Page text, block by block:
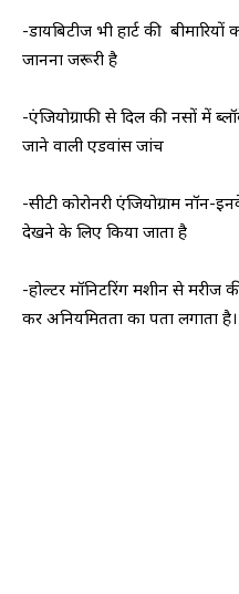
-डायबिटीज भी हार्ट की
जानना जरूरी है
-एंजियोग्राफी से दिल की नसों में
जाने वाली एडवांस जांच
-सीटी कोरोनरी एंजियोग्राम नॉन-
देखने के लिए किया जाता है
-होल्टर मॉनिटरिंग मशीन से
कर अनियमितता का पता लगाता है।